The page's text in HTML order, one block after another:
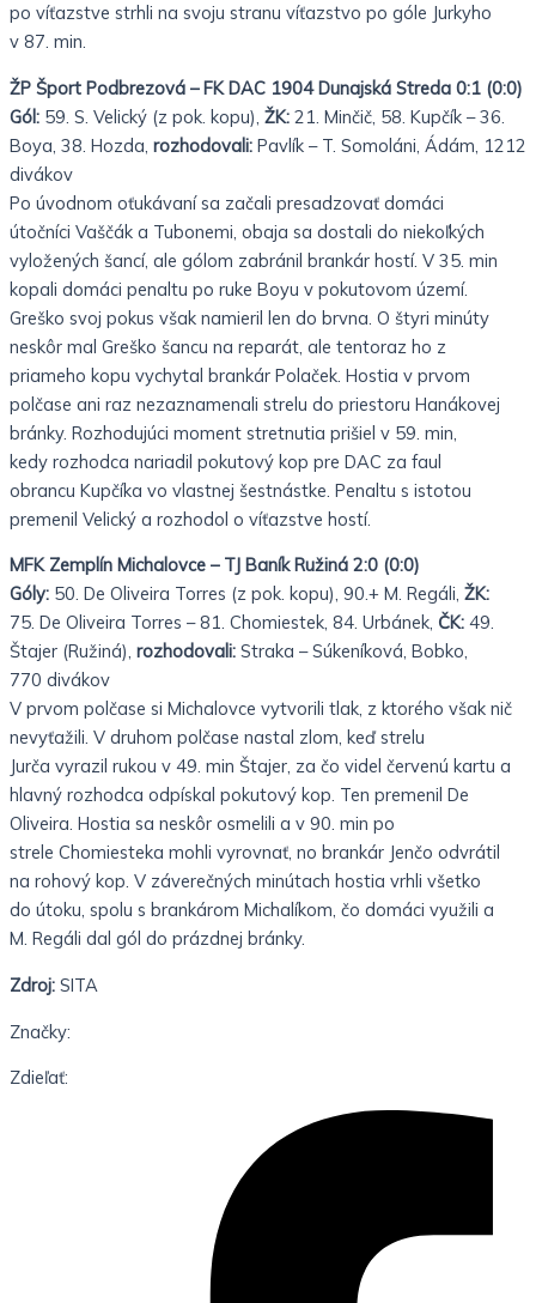
po víťazstve strhli na svoju stranu víťazstvo po góle Jurkyho
v 87. min.
ŽP Šport Podbrezová – FK DAC 1904 Dunajská Streda 0:1 (0:0)
Gól: 59. S. Velický (z pok. kopu), ŽK: 21. Minčič, 58. Kupčík – 36.
Boya, 38. Hozda, rozhodovali: Pavlík – T. Somoláni, Ádám, 1212
divákov
Po úvodnom oťukávaní sa začali presadzovať domáci
útočníci Vaščák a Tubonemi, obaja sa dostali do niekoľkých
vyložených šancí, ale gólom zabránil brankár hostí. V 35. min
kopali domáci penaltu po ruke Boyu v pokutovom území.
Greško svoj pokus však namieril len do brvna. O štyri minúty
neskôr mal Greško šancu na reparát, ale tentoraz ho z
priameho kopu vychytal brankár Polaček. Hostia v prvom
polčase ani raz nezaznamenali strelu do priestoru Hanákovej
bránky. Rozhodujúci moment stretnutia prišiel v 59. min,
kedy rozhodca nariadil pokutový kop pre DAC za faul
obrancu Kupčíka vo vlastnej šestnástke. Penaltu s istotou
premenil Velický a rozhodol o víťazstve hostí.
MFK Zemplín Michalovce – TJ Baník Ružiná 2:0 (0:0)
Góly: 50. De Oliveira Torres (z pok. kopu), 90.+ M. Regáli, ŽK:
75. De Oliveira Torres – 81. Chomiestek, 84. Urbánek, ČK: 49.
Štajer (Ružiná), rozhodovali: Straka – Súkeníková, Bobko,
770 divákov
V prvom polčase si Michalovce vytvorili tlak, z ktorého však nič
nevyťažili. V druhom polčase nastal zlom, keď strelu
Jurča vyrazil rukou v 49. min Štajer, za čo videl červenú kartu a
hlavný rozhodca odpískal pokutový kop. Ten premenil De
Oliveira. Hostia sa neskôr osmelili a v 90. min po
strele Chomiesteka mohli vyrovnať, no brankár Jenčo odvrátil
na rohový kop. V záverečných minútach hostia vrhli všetko
do útoku, spolu s brankárom Michalíkom, čo domáci využili a
M. Regáli dal gól do prázdnej bránky.
Zdroj: SITA
Značky:
Zdieľať: